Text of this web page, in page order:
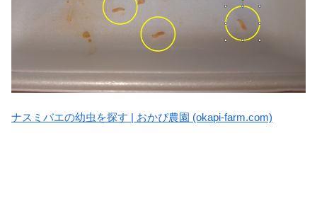
ナスミバエの幼虫を探す | おかぴ農園 (okapi-farm.com)